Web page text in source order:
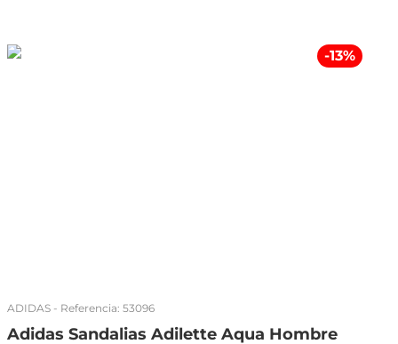
-13%
ADIDAS - Referencia: 53096
Adidas Sandalias Adilette Aqua Hombre